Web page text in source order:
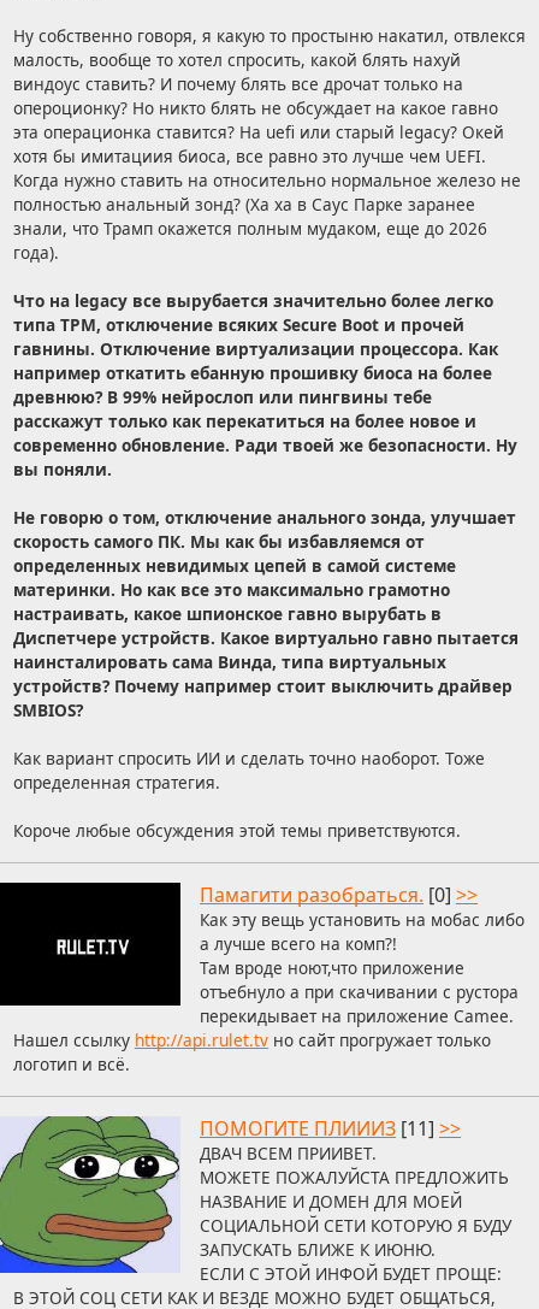
Ну собственно говоря, я какую то простыню накатил, отвлекся
малость, вообще то хотел спросить, какой блять нахуй
виндоус ставить? И почему блять все дрочат только на
опероционку? Но никто блять не обсуждает на какое гавно
эта операционка ставится? На uefi или старый legacy? Окей
хотя бы имитациия биоса, все равно это лучше чем UEFI.
Когда нужно ставить на относительно нормальное железо не
полностью анальный зонд? (Ха ха в Саус Парке заранее
знали, что Трамп окажется полным мудаком, еще до 2026
года).
Что на legacy все вырубается значительно более легко
типа TPM, отключение всяких Secure Boot и прочей
гавнины. Отключение виртуализации процессора. Как
например откатить ебанную прошивку биоса на более
древнюю? В 99% нейрослоп или пингвины тебе
расскажут только как перекатиться на более новое и
современно обновление. Ради твоей же безопасности. Ну
вы поняли.
Не говорю о том, отключение анального зонда, улучшает
скорость самого ПК. Мы как бы избавляемся от
определенных невидимых цепей в самой системе
материнки. Но как все это максимально грамотно
настраивать, какое шпионское гавно вырубать в
Диспетчере устройств. Какое виртуально гавно пытается
наинсталировать сама Винда, типа виртуальных
устройств? Почему например стоит выключить драйвер
SMBIOS?
Как вариант спросить ИИ и сделать точно наоборот. Тоже
определенная стратегия.
Короче любые обсуждения этой темы приветствуются.
Памагити разобраться. [0] >>
Как эту вещь установить на мобас либо
а лучше всего на комп?!
Там вроде ноют,что приложение
отъебнуло а при скачивании с рустора
перекидывает на приложение Camee.
Нашел ссылку http://api.rulet.tvно сайт прогружает только
логотип и всё.
ПОМОГИТЕ ПЛИИИЗ [11] >>
ДВАЧ ВСЕМ ПРИИВЕТ.
МОЖЕТЕ ПОЖАЛУЙСТА ПРЕДЛОЖИТЬ
НАЗВАНИЕ И ДОМЕН ДЛЯ МОЕЙ
СОЦИАЛЬНОЙ СЕТИ КОТОРУЮ Я БУДУ
ЗАПУСКАТЬ БЛИЖЕ К ИЮНЮ.
ЕСЛИ С ЭТОЙ ИНФОЙ БУДЕТ ПРОЩЕ:
В ЭТОЙ СОЦ СЕТИ КАК И ВЕЗДЕ МОЖНО БУДЕТ ОБЩАТЬСЯ,